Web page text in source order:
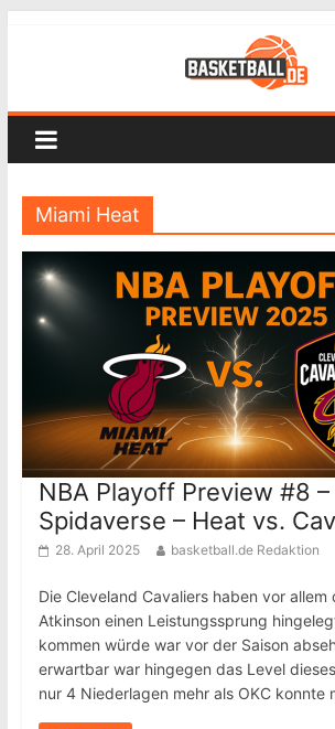
Miami Heat
NBA Playoff Preview #8 –
Spidaverse – Heat vs.
28. April 2025 basketball.de Redaktion
Die Cleveland Cavaliers haben vor allem
Atkinson einen Leistungssprung
kommen würde war vor der Saison
erwartbar war hingegen das Level
nur 4 Niederlagen mehr als OKC konnte